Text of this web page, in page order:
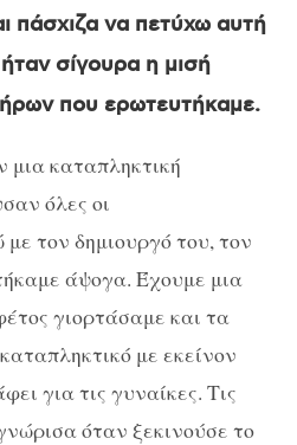
πάσχιζα να πετύχω αυτή
σίγουρα η μισή
που ερωτευτήκαμε.
μια καταπληκτική
όλες οι
τον δημιουργό του, τον
άψογα. Έχουμε μια
γιορτάσαμε και τα
με εκείνον
για τις γυναίκες. Τις
όταν ξεκινούσε το